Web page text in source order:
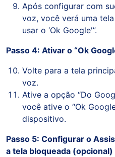
Após configurar com
voz, você verá uma
usar o ‘Ok Google'”.
Passo 4: Ativar o “Ok
Volte para a tela
voz.
Ative a opção “Do
você ative o “Ok
dispositivo.
Passo 5: Configurar o
a tela bloqueada (opcional)